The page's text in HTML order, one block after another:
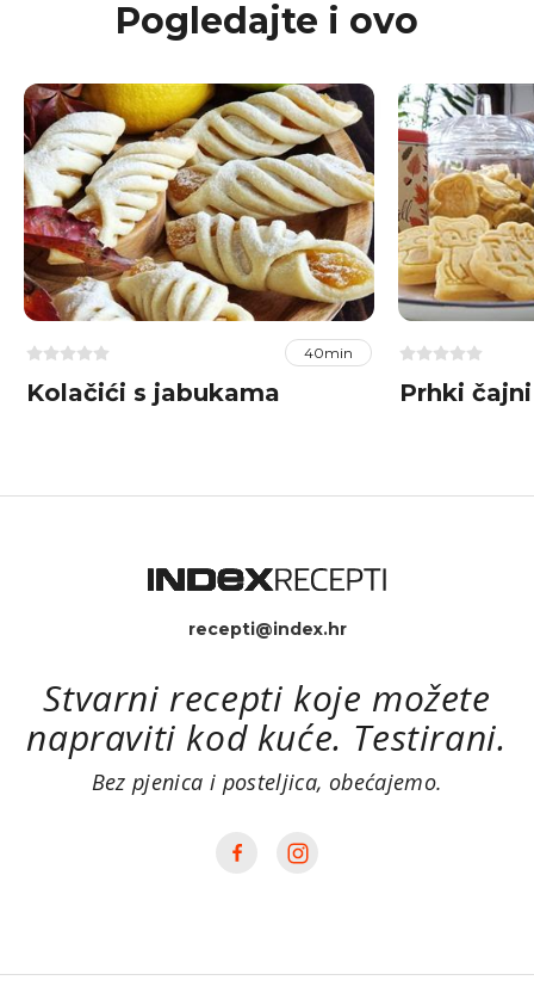
Pogledajte i ovo
40min
Kolačići s jabukama Prhki
recepti@index.hr
Stvarni recepti koje možete
napraviti kod kuće. Testirani.
Bez pjenica i posteljica, obećajemo.